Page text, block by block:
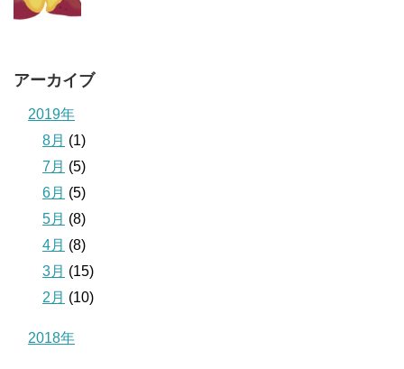
アーカイブ
2019年
8月 (1)
7月 (5)
6月 (5)
5月 (8)
4月 (8)
3月 (15)
2月 (10)
2018年